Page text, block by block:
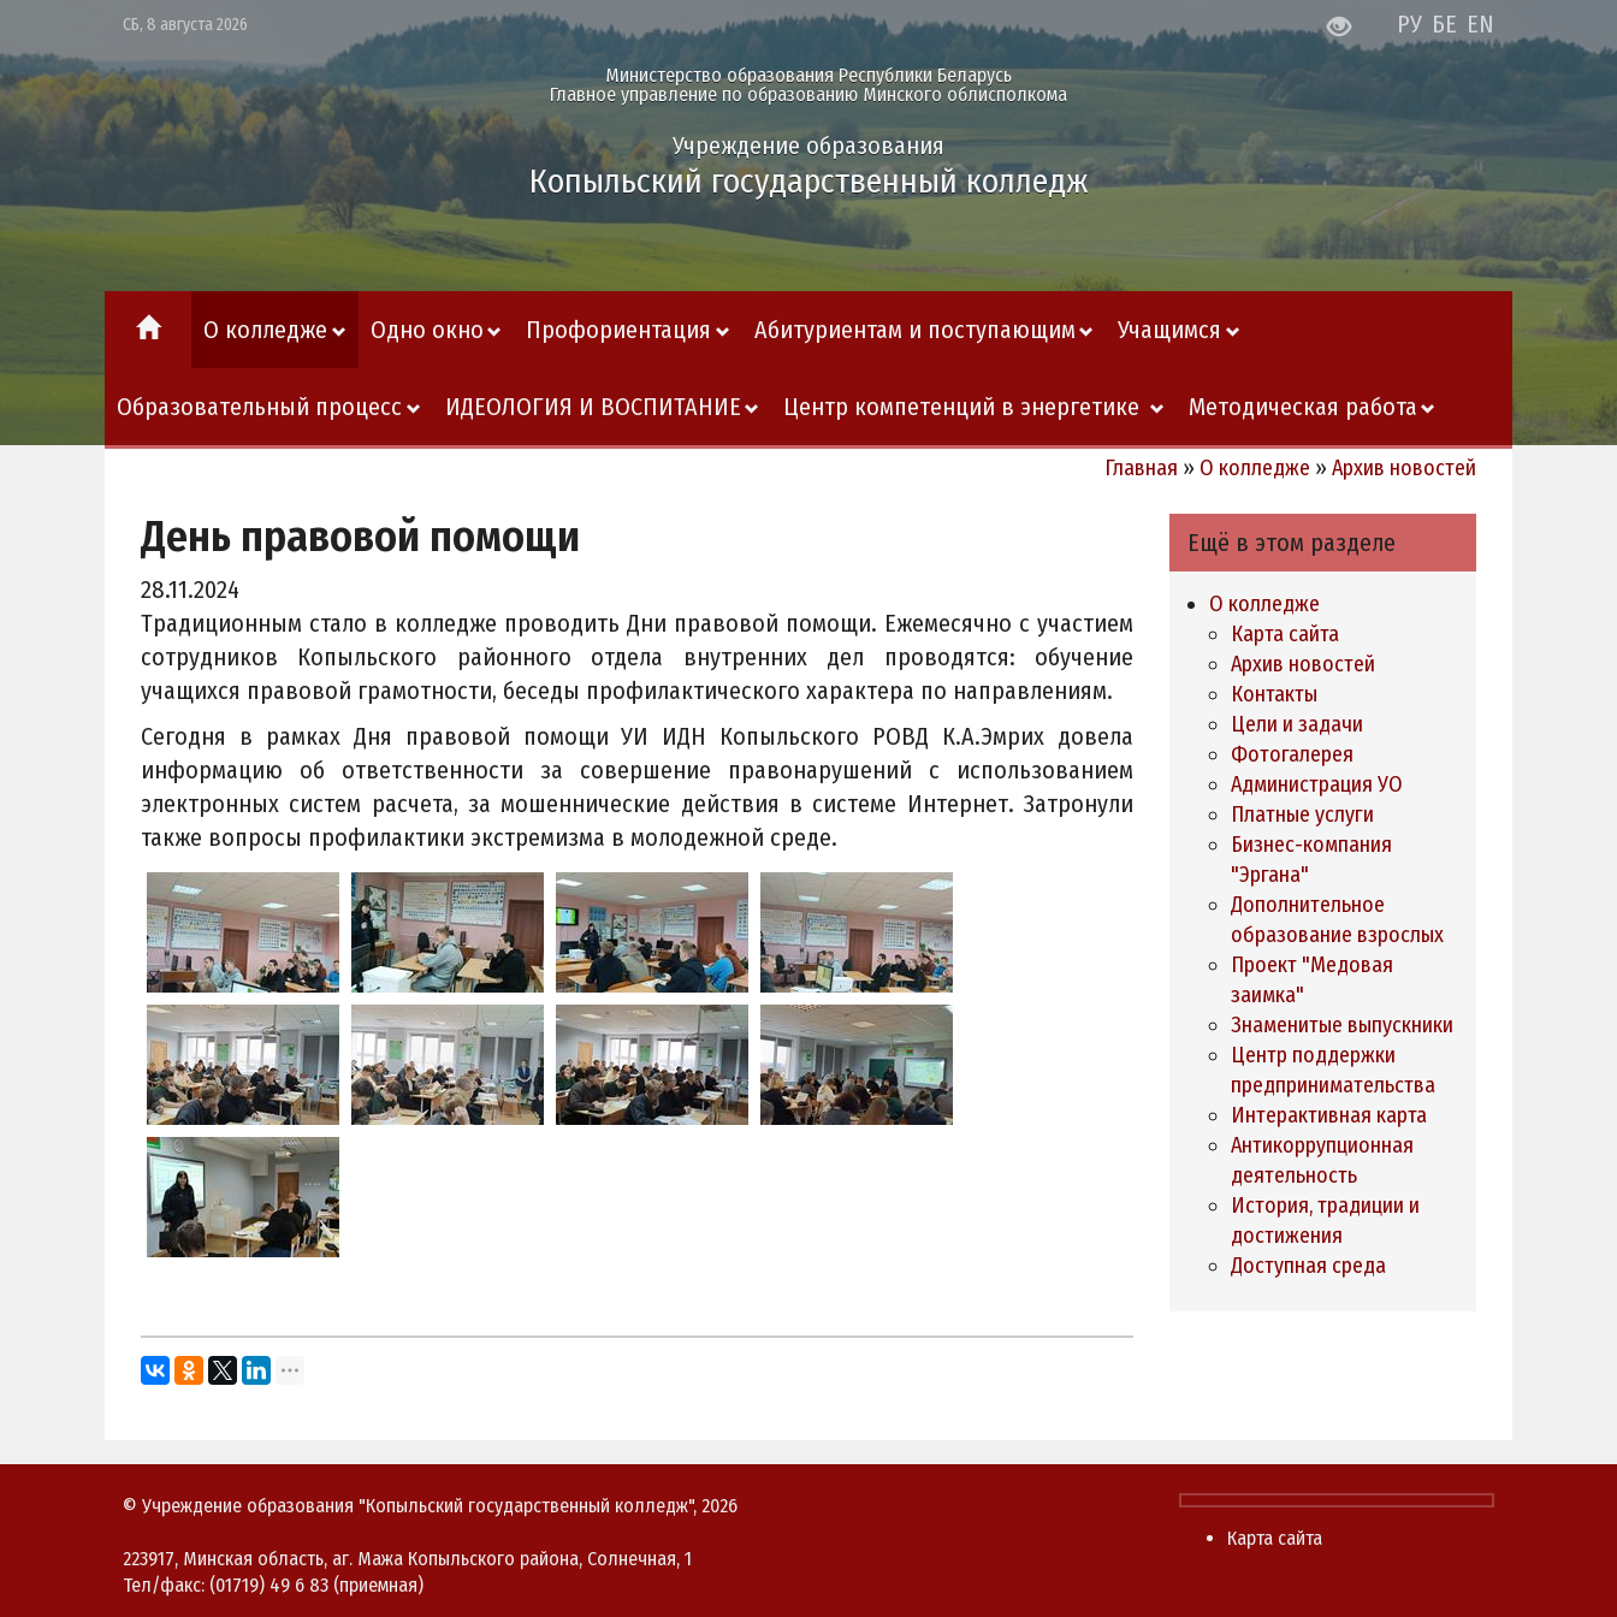
СБ, 8 августа 2026 РУ БЕ EN
Министерство образования Республики Беларусь
Главное управление по образованию Минского облисполкома
Учреждение образования
Копыльский государственный колледж
О колледже Одно окно Профориентация Абитуриентам и поступающим Учащимся
Образовательный процесс ИДЕОЛОГИЯ И ВОСПИТАНИЕ Центр компетенций в энергетике Методическая работа
Главная » О колледже » Архив новостей
День правовой помощи
28.11.2024
Традиционным стало в колледже проводить Дни правовой помощи. Ежемесячно с участием
сотрудников Копыльского районного отдела внутренних дел проводятся: обучение
учащихся правовой грамотности, беседы профилактического характера по направлениям.
Сегодня в рамках Дня правовой помощи УИ ИДН Копыльского РОВД К.А.Эмрих довела
информацию об ответственности за совершение правонарушений с использованием
электронных систем расчета, за мошеннические действия в системе Интернет. Затронули
также вопросы профилактики экстремизма в молодежной среде.
Ещё в этом разделе
О колледже
Карта сайта
Архив новостей
Контакты
Цели и задачи
Фотогалерея
Администрация УО
Платные услуги
Бизнес-компания
"Эргана"
Дополнительное
образование взрослых
Проект "Медовая
заимка"
Знаменитые выпускники
Центр поддержки
предпринимательства
Интерактивная карта
Антикоррупционная
деятельность
История, традиции и
достижения
Доступная среда
© Учреждение образования "Копыльский государственный колледж", 2026
223917, Минская область, аг. Мажа Копыльского района, Солнечная, 1
Тел/факс: (01719) 49 6 83 (приемная)
Карта сайта